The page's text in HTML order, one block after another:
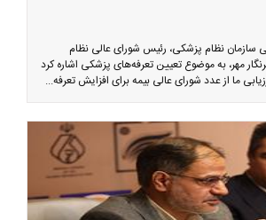
سازمان نظام پزشکی، رئیس شورای عالی نظام
مهر، به موضوع تعیین تعرفه‌های پزشکی اشاره کرد
ما از عدد شورای عالی بیمه برای افزایش تعرفه‌...